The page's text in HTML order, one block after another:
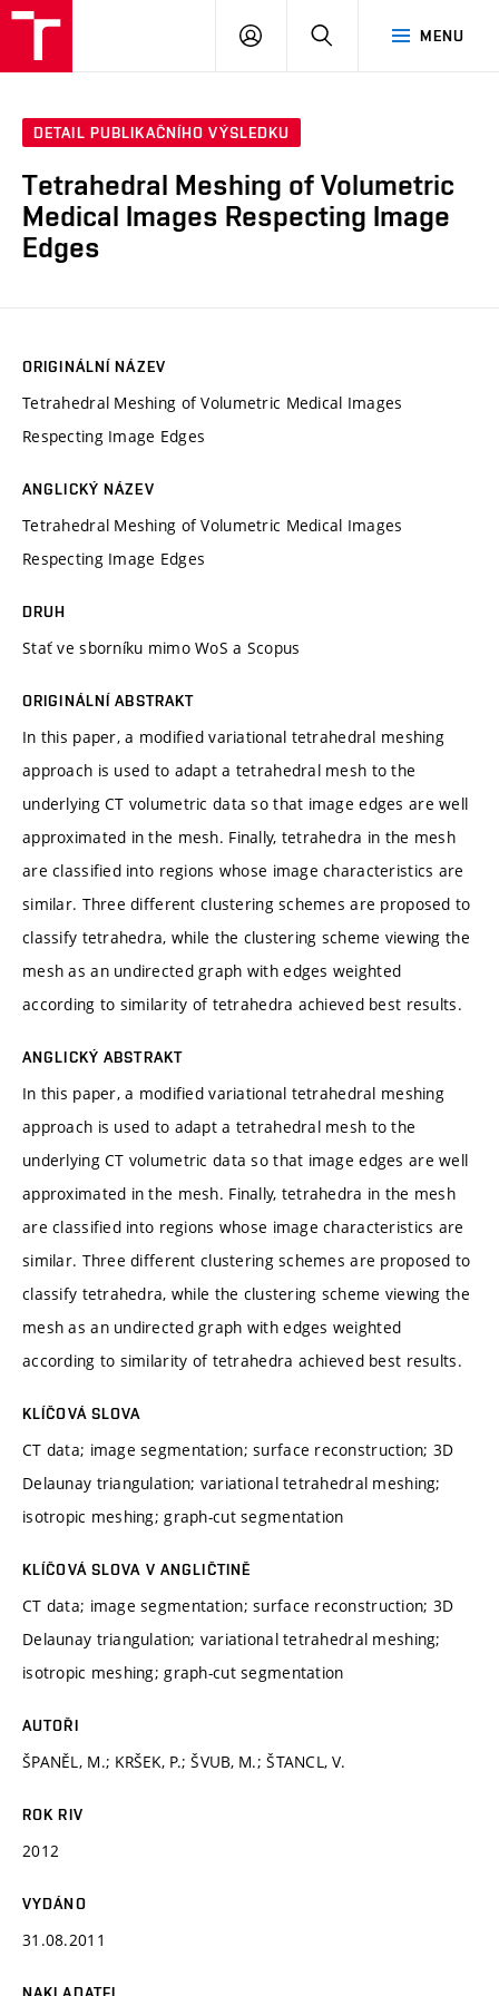
MENU
PŘIHLÁSIT
DETAIL PUBLIKAČNÍHO VÝSLEDKU
Tetrahedral Meshing of Volumetric
Medical Images Respecting Image
Edges
ORIGINÁLNÍ NÁZEV
Tetrahedral Meshing of Volumetric Medical Images
Respecting Image Edges
ANGLICKÝ NÁZEV
Tetrahedral Meshing of Volumetric Medical Images
Respecting Image Edges
DRUH
Stať ve sborníku mimo WoS a Scopus
ORIGINÁLNÍ ABSTRAKT
In this paper, a modified variational tetrahedral meshing
approach is used to adapt a tetrahedral mesh to the
underlying CT volumetric data so that image edges are well
approximated in the mesh. Finally, tetrahedra in the mesh
are classified into regions whose image characteristics are
similar. Three different clustering schemes are proposed to
classify tetrahedra, while the clustering scheme viewing the
mesh as an undirected graph with edges weighted
according to similarity of tetrahedra achieved best results.
ANGLICKÝ ABSTRAKT
In this paper, a modified variational tetrahedral meshing
approach is used to adapt a tetrahedral mesh to the
underlying CT volumetric data so that image edges are well
approximated in the mesh. Finally, tetrahedra in the mesh
are classified into regions whose image characteristics are
similar. Three different clustering schemes are proposed to
classify tetrahedra, while the clustering scheme viewing the
mesh as an undirected graph with edges weighted
according to similarity of tetrahedra achieved best results.
KLÍČOVÁ SLOVA
CT data; image segmentation; surface reconstruction; 3D
Delaunay triangulation; variational tetrahedral meshing;
isotropic meshing; graph-cut segmentation
KLÍČOVÁ SLOVA V ANGLIČTINĚ
CT data; image segmentation; surface reconstruction; 3D
Delaunay triangulation; variational tetrahedral meshing;
isotropic meshing; graph-cut segmentation
AUTOŘI
ŠPANĚL, M.; KRŠEK, P.; ŠVUB, M.; ŠTANCL, V.
ROK RIV
2012
VYDÁNO
31.08.2011
NAKLADATEL